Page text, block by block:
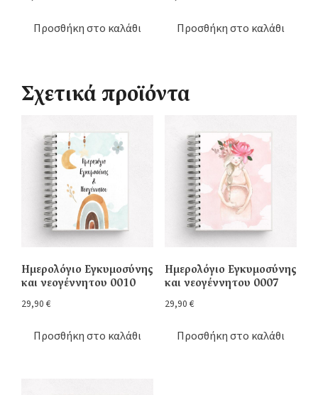
Προσθήκη στο καλάθι Προσθήκη στο καλάθι
Σχετικά προϊόντα
Ημερολόγιο Εγκυμοσύνης
και νεογέννητου 0010
29,90 €
Προσθήκη στο καλάθι
Ημερολόγιο Εγκυμοσύνης
και νεογέννητου 0007
29,90 €
Προσθήκη στο καλάθι